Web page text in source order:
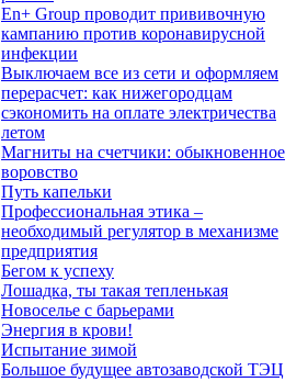
En+ Group проводит прививочную
кампанию против коронавирусной
инфекции
Выключаем все из сети и оформляем
перерасчет: как нижегородцам
сэкономить на оплате электричества
летом
Магниты на счетчики: обыкновенное
воровство
Путь капельки
Профессиональная этика –
необходимый регулятор в механизме
предприятия
Бегом к успеху
Лошадка, ты такая тепленькая
Новоселье с барьерами
Энергия в крови!
Испытание зимой
Большое будущее автозаводской ТЭЦ